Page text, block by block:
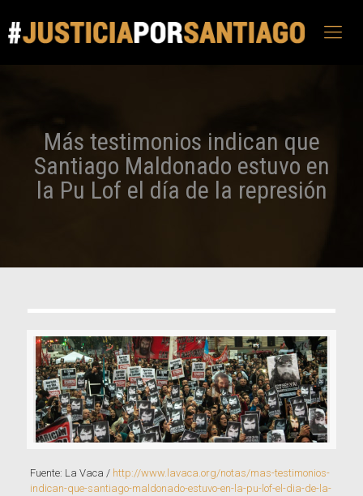
Más testimonios indican que
Santiago Maldonado estuvo en
la Pu Lof el día de la represión
Fuente: La Vaca / http://www.lavaca.org/notas/mas-testimonios-
indican-que-santiago-maldonado-estuvo-en-la-pu-lof-el-dia-de-la-